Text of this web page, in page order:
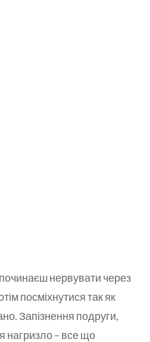
нервувати через
посміхнутися так як
Запізнення подруги,
нагризло – все що